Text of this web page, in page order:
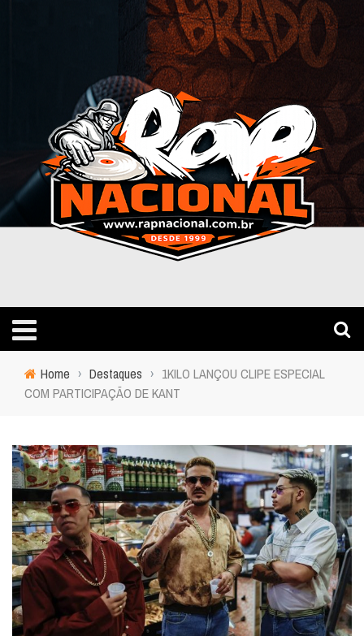
Home › Destaques › 1KILO LANÇOU CLIPE ESPECIAL
COM PARTICIPAÇÃO DE KANT